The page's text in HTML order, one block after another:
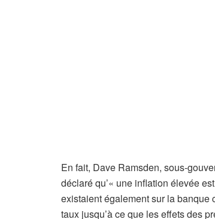
En fait, Dave Ramsden, sous-
déclaré qu’« une inflation élevée
existaient également sur la banque
taux jusqu’à ce que les effets des